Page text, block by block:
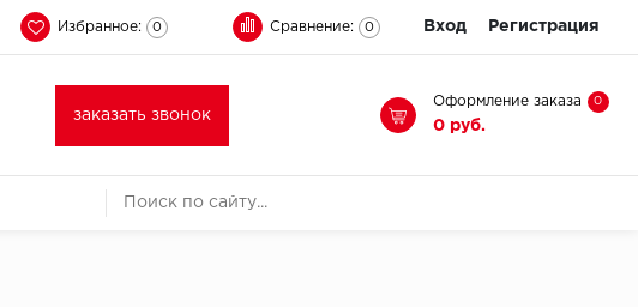
Избранное: 0 Сравнение: 0 Вход Регистрация
заказать звонок
Оформление заказа 0
0 руб.